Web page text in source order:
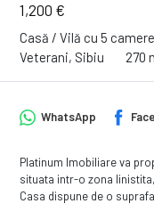
1,200 €
Casă / Vilă cu 5
Veterani, Sibiu
270
WhatsApp
Platinum Imobiliare va
situata intr-o zona
Casa dispune de o